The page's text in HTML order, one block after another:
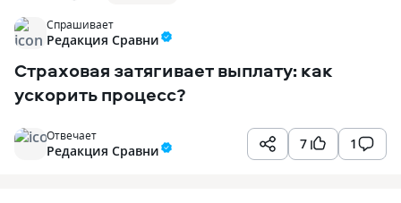
Спрашивает
Редакция Сравни
Страховая затягивает выплату: как
ускорить процесс?
7 1
Отвечает
Редакция Сравни